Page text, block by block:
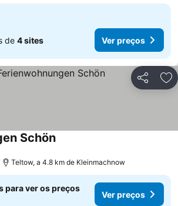
de 4 sites Ver preços
Partilhar
Schön
Teltow, a 4.8 km de Kleinmachnow
para ver os preços
Ver preços